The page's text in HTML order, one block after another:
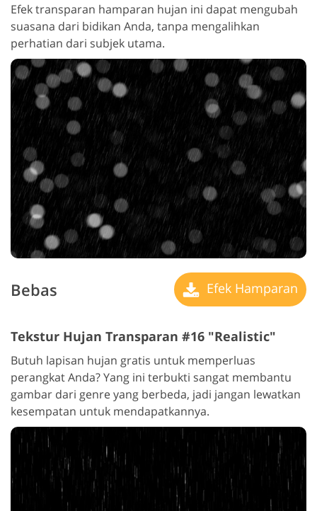
Efek transparan hamparan hujan ini dapat mengubah
suasana dari bidikan Anda, tanpa mengalihkan
perhatian dari subjek utama.
Bebas Efek Hamparan
Tekstur Hujan Transparan #16 "Realistic"
Butuh lapisan hujan gratis untuk memperluas
perangkat Anda? Yang ini terbukti sangat membantu
gambar dari genre yang berbeda, jadi jangan lewatkan
kesempatan untuk mendapatkannya.